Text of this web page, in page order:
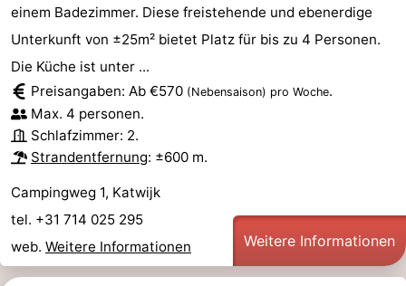
einem Badezimmer. Diese freistehende und ebenerdige
Unterkunft von ±25m² bietet Platz für bis zu 4 Personen.
Die Küche ist unter ...
Preisangaben: Ab €570 (Nebensaison) pro Woche.
Max. 4 personen.
Schlafzimmer: 2.
Strandentfernung: ±600 m.
Campingweg 1, Katwijk
tel. +31 714 025 295
web. Weitere Informationen Weitere Informationen